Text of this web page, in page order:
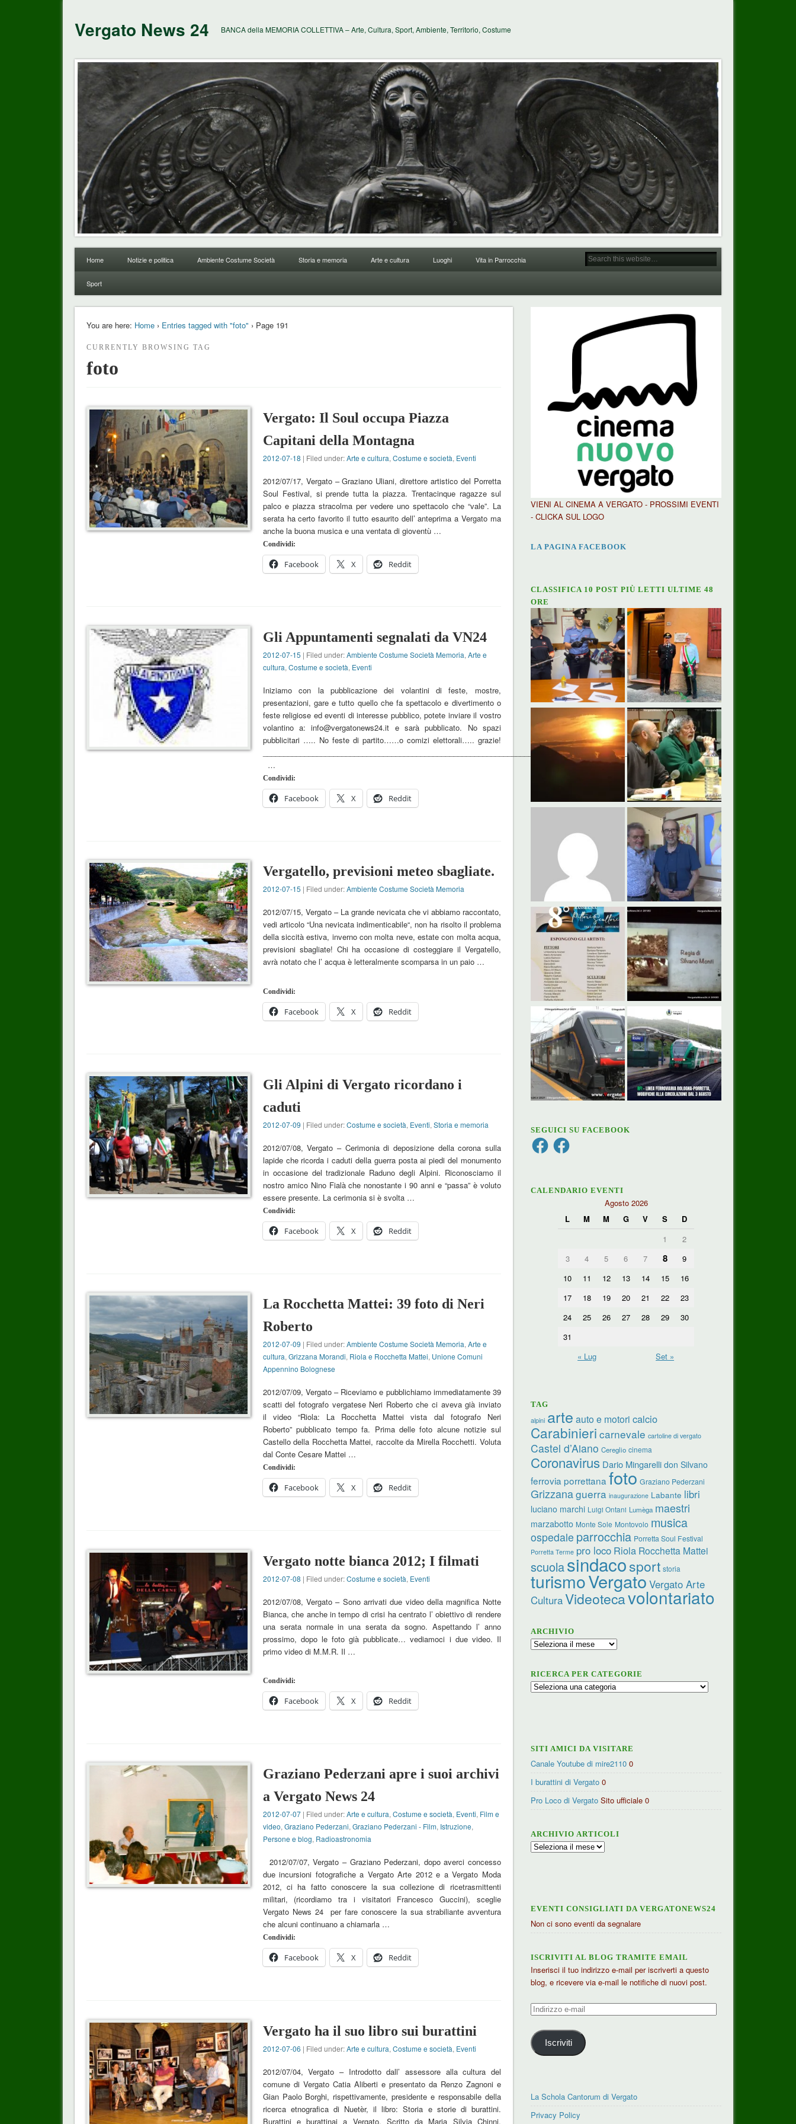
Vergato News 24 BANCA della MEMORIA COLLETTIVA – Arte, Cultura, Sport, Ambiente, Territorio, Costume
Home Notizie e politica Ambiente Costume Società Storia e memoria Arte e cultura Luoghi Vita in Parrocchia
Sport
You are here: Home› Entries tagged with "foto" › Page 191
CURRENTLY BROWSING TAG
foto
Vergato: Il Soul occupa Piazza
Capitani della Montagna
2012-07-18 | Filed under:Arte e cultura, Costume e società, Eventi
2012/07/17, Vergato – Graziano Uliani, direttore artistico del Porretta
Soul Festival, si prende tutta la piazza. Trentacinque ragazze sul
palco e piazza stracolma per vedere uno spettacolo che “vale”. La
serata ha certo favorito il tutto esaurito dell’ anteprima a Vergato ma
anche la buona musica e una ventata di gioventù …
Condividi:
Facebook X Reddit
Gli Appuntamenti segnalati da VN24
2012-07-15 | Filed under:Ambiente Costume Società Memoria, Arte e
cultura, Costume e società, Eventi
Iniziamo con la pubblicazione dei volantini di feste, mostre,
presentazioni, gare e tutto quello che fa spettacolo e divertimento o
feste religiose ed eventi di interesse pubblico, potete inviare il vostro
volantino a: info@vergatonews24.it e sarà pubblicato. No spazi
pubblicitari ….. No feste di partito……o comizi elettorali….. grazie!
________________________________________________________________________________________________NUOVO:
…
Condividi:
Facebook X Reddit
Vergatello, previsioni meteo sbagliate.
2012-07-15 | Filed under:Ambiente Costume Società Memoria
2012/07/15, Vergato – La grande nevicata che vi abbiamo raccontato,
vedi articolo “Una nevicata indimenticabile“, non ha risolto il problema
della siccità estiva, inverno con molta neve, estate con molta acqua,
previsioni sbagliate! Chi ha occasione di costeggiare il Vergatello,
avrà notato che l’ acqua è letteralmente scomparsa in un paio …
Condividi:
Facebook X Reddit
Gli Alpini di Vergato ricordano i
caduti
2012-07-09 | Filed under:Costume e società, Eventi, Storia e memoria
2012/07/08, Vergato – Cerimonia di deposizione della corona sulla
lapide che ricorda i caduti della guerra posta ai piedi del monumento
in occasione del tradizionale Raduno degli Alpini. Riconosciamo il
nostro amico Nino Fialà che nonostante i 90 anni e “passa” è voluto
essere presente. La cerimonia si è svolta …
Condividi:
Facebook X Reddit
La Rocchetta Mattei: 39 foto di Neri
Roberto
2012-07-09 | Filed under:Ambiente Costume Società Memoria, Arte e
cultura, Grizzana Morandi, Riola e Rocchetta Mattei, Unione Comuni
Appennino Bolognese
2012/07/09, Vergato – Riceviamo e pubblichiamo immediatamente 39
scatti del fotografo vergatese Neri Roberto che ci aveva già inviato
il video “Riola: La Rocchetta Mattei vista dal fotografo Neri
Roberto” pubblicato tempo fa. Prima delle foto alcune notizie sul
Castello della Rocchetta Mattei, raccolte da Mirella Rocchetti. Voluta
dal Conte Cesare Mattei …
Condividi:
Facebook X Reddit
Vergato notte bianca 2012; I filmati
2012-07-08 | Filed under:Costume e società, Eventi
2012/07/08, Vergato – Sono arrivati due video della magnifica Notte
Bianca, che anche in tempo di crisi ha centrato l’ obiettivo di rendere
una serata normale in una serata da sogno. Aspettando l’ anno
prossimo, dopo le foto già pubblicate… vediamoci i due video. Il
primo video di M.M.R. Il …
Condividi:
Facebook X Reddit
Graziano Pederzani apre i suoi archivi
a Vergato News 24
2012-07-07| Filed under:Arte e cultura, Costume e società, Eventi, Film e
video, Graziano Pederzani, Graziano Pederzani - Film, Istruzione,
Persone e blog, Radioastronomia
2012/07/07, Vergato – Graziano Pederzani, dopo averci concesso
due incursioni fotografiche a Vergato Arte 2012 e a Vergato Moda
2012, ci ha fatto conoscere la sua collezione di ricetrasmittenti
militari, (ricordiamo tra i visitatori Francesco Guccini), sceglie
Vergato News 24 per fare conoscere la sua strabiliante avventura
che alcuni continuano a chiamarla …
Condividi:
Facebook X Reddit
Vergato ha il suo libro sui burattini
2012-07-06 | Filed under:Arte e cultura, Costume e società, Eventi
2012/07/04, Vergato – Introdotto dall’ assessore alla cultura del
comune di Vergato Catia Aliberti e presentato da Renzo Zagnoni e
Gian Paolo Borghi, rispettivamente, presidente e responsabile della
ricerca etnografica di Nuetèr, il libro: Storia e storie di burattini.
Burattini e burattinai a Vergato. Scritto da Maria Silvia Chinni,
VIENI AL CINEMA A VERGATO - PROSSIMI EVENTI
- CLICKA SUL LOGO
LA PAGINA FACEBOOK
CLASSIFICA 10 POST PIÙ LETTI ULTIME 48
ORE
SEGUICI SU FACEBOOK
FacebookFacebook
CALENDARIO EVENTI
Agosto 2026
L
M M G V S
D
1
2
3
4 5 6 7 8
9
10
11 12 13 14 15
16
17
18 19 20 21 22
23
24
25 26 27 28 29
30
31
« Lug
Set »
TAG
alpini arte auto e motori calcio
Carabinieri carnevale cartoline di vergato
Castel d’Aiano Cereglio cinema
Coronavirus Dario Mingarelli don Silvano
ferrovia porrettana foto Graziano Pederzani
Grizzanaguerra inaugurazione Labante libri
luciano marchi Luigi Ontani Lumèga maestri
marzabotto Monte Sole Montovolo musica
ospedale parrocchia Porretta Soul Festival
Porretta Terme pro loco Riola Rocchetta Mattei
scuolasindacosport storia
turismoVergato Vergato Arte
CulturaVideotecavolontariato
ARCHIVIO
Archivio
RICERCA PER CATEGORIE
Ricerca
SITI AMICI DA VISITARE
Canale Youtube di mire2110 0
I burattini di Vergato 0
Pro Loco di Vergato Sito ufficiale 0
ARCHIVIO ARTICOLI
Archivio
EVENTI CONSIGLIATI DA VERGATONEWS24
Non ci sono eventi da segnalare
ISCRIVITI AL BLOG TRAMITE EMAIL
Inserisci il tuo indirizzo e-mail per iscriverti a questo
blog, e ricevere via e-mail le notifiche di nuovi post.
Indirizzo
mail
Iscriviti
La Schola Cantorum di Vergato
Privacy Policy